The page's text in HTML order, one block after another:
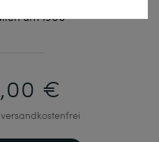
um 1900
€